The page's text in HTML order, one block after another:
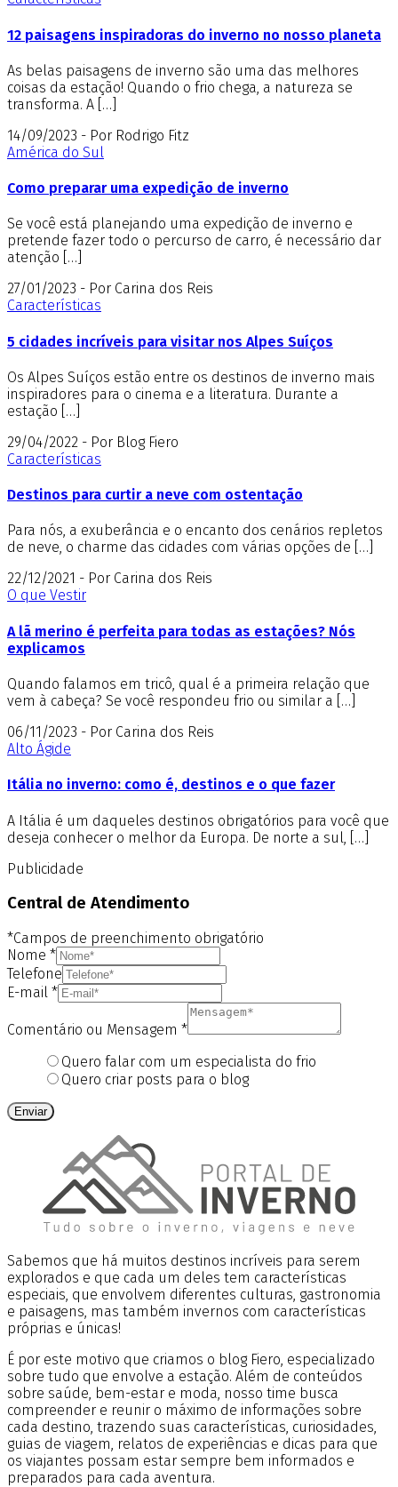
12 paisagens inspiradoras do inverno no nosso planeta
As belas paisagens de inverno são uma das melhores
coisas da estação! Quando o frio chega, a natureza se
transforma. A […]
14/09/2023 - Por Rodrigo Fitz
América do Sul
Como preparar uma expedição de inverno
Se você está planejando uma expedição de inverno e
pretende fazer todo o percurso de carro, é necessário dar
atenção […]
27/01/2023 - Por Carina dos Reis
Características
5 cidades incríveis para visitar nos Alpes Suíços
Os Alpes Suíços estão entre os destinos de inverno mais
inspiradores para o cinema e a literatura. Durante a
estação […]
29/04/2022 - Por Blog Fiero
Características
Destinos para curtir a neve com ostentação
Para nós, a exuberância e o encanto dos cenários repletos
de neve, o charme das cidades com várias opções de […]
22/12/2021 - Por Carina dos Reis
O que Vestir
A lã merino é perfeita para todas as estações? Nós
explicamos
Quando falamos em tricô, qual é a primeira relação que
vem à cabeça? Se você respondeu frio ou similar a […]
06/11/2023 - Por Carina dos Reis
Alto Ágide
Itália no inverno: como é, destinos e o que fazer
A Itália é um daqueles destinos obrigatórios para você que
deseja conhecer o melhor da Europa. De norte a sul, […]
Publicidade
Central de Atendimento
*Campos de preenchimento obrigatório
Nome *
Telefone
E-mail *
Comentário ou Mensagem *
Quero falar com um especialista do frio
Quero criar posts para o blog
Enviar
Sabemos que há muitos destinos incríveis para serem
explorados e que cada um deles tem características
especiais, que envolvem diferentes culturas, gastronomia
e paisagens, mas também invernos com características
próprias e únicas!
É por este motivo que criamos o blog Fiero, especializado
sobre tudo que envolve a estação. Além de conteúdos
sobre saúde, bem-estar e moda, nosso time busca
compreender e reunir o máximo de informações sobre
cada destino, trazendo suas características, curiosidades,
guias de viagem, relatos de experiências e dicas para que
os viajantes possam estar sempre bem informados e
preparados para cada aventura.